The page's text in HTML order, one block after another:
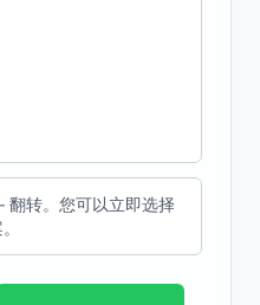
翻转。您可以立即选择